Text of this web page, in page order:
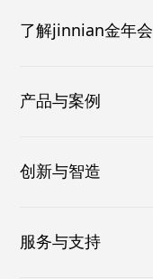
了解jinnian金年会
产品与案例
创新与智造
服务与支持